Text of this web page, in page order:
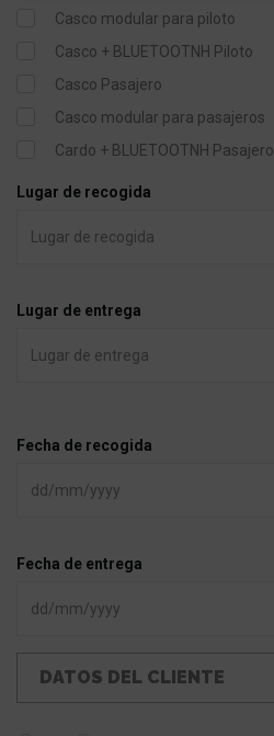
Casco modular para piloto
Casco + BLUETOOTNH Piloto
Casco Pasajero
Casco modular para pasajeros
Cardo + BLUETOOTNH Pasajero
Lugar de recogida
Lugar de entrega
Fecha de recogida
Fecha de entrega
DATOS DEL CLIENTE